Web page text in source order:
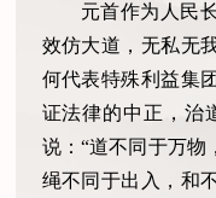
元首作为人民
效仿大道，无私无
何代表特殊利益集
证法律的中正，治
说：“道不同于万物
绳不同于出入，和